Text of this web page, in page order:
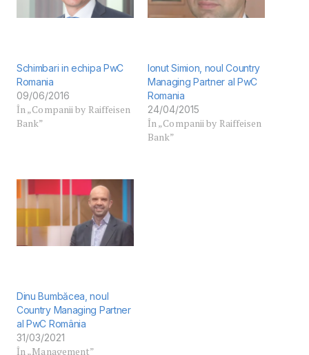
Schimbari in echipa PwC
Romania
09/06/2016
În „Companii by Raiffeisen
Bank”
Ionut Simion, noul Country
Managing Partner al PwC
Romania
24/04/2015
În „Companii by Raiffeisen
Bank”
Dinu Bumbăcea, noul
Country Managing Partner
al PwC România
31/03/2021
În „Management”